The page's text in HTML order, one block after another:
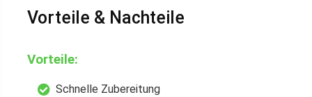
Vorteile & Nachteile
Vorteile:
Schnelle Zubereitung